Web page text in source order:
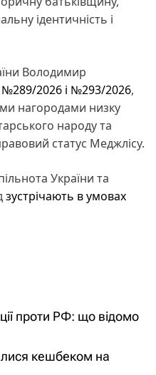
ідентичність і
Володимир
№289/2026 і №293/2026,
нагородами низку
народу та
статус Меджлісу.
України та
зустрічають в умовах
проти РФ: що відомо
кешбеком на